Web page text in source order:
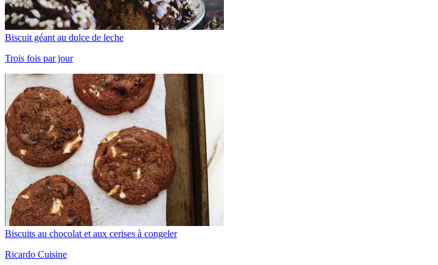
Biscuit géant au dulce de leche
Trois fois par jour
Biscuits au chocolat et aux cerises à congeler
Ricardo Cuisine